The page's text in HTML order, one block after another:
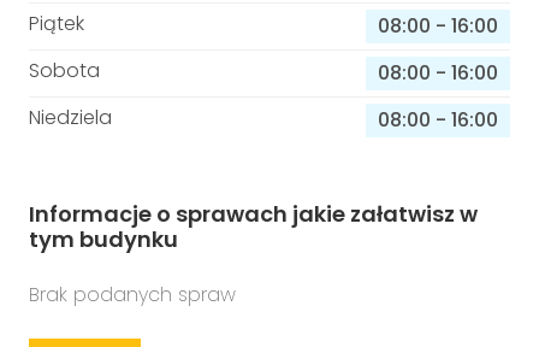
Piątek
08:00 - 16:00
Sobota
08:00 - 16:00
Niedziela
08:00 - 16:00
Informacje o sprawach jakie załatwisz w
tym budynku
Brak podanych spraw